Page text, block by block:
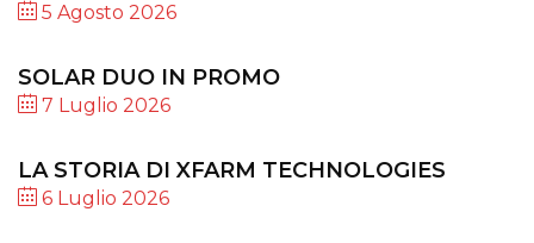
5 Agosto 2026
SOLAR DUO IN PROMO
7 Luglio 2026
LA STORIA DI XFARM TECHNOLOGIES
6 Luglio 2026